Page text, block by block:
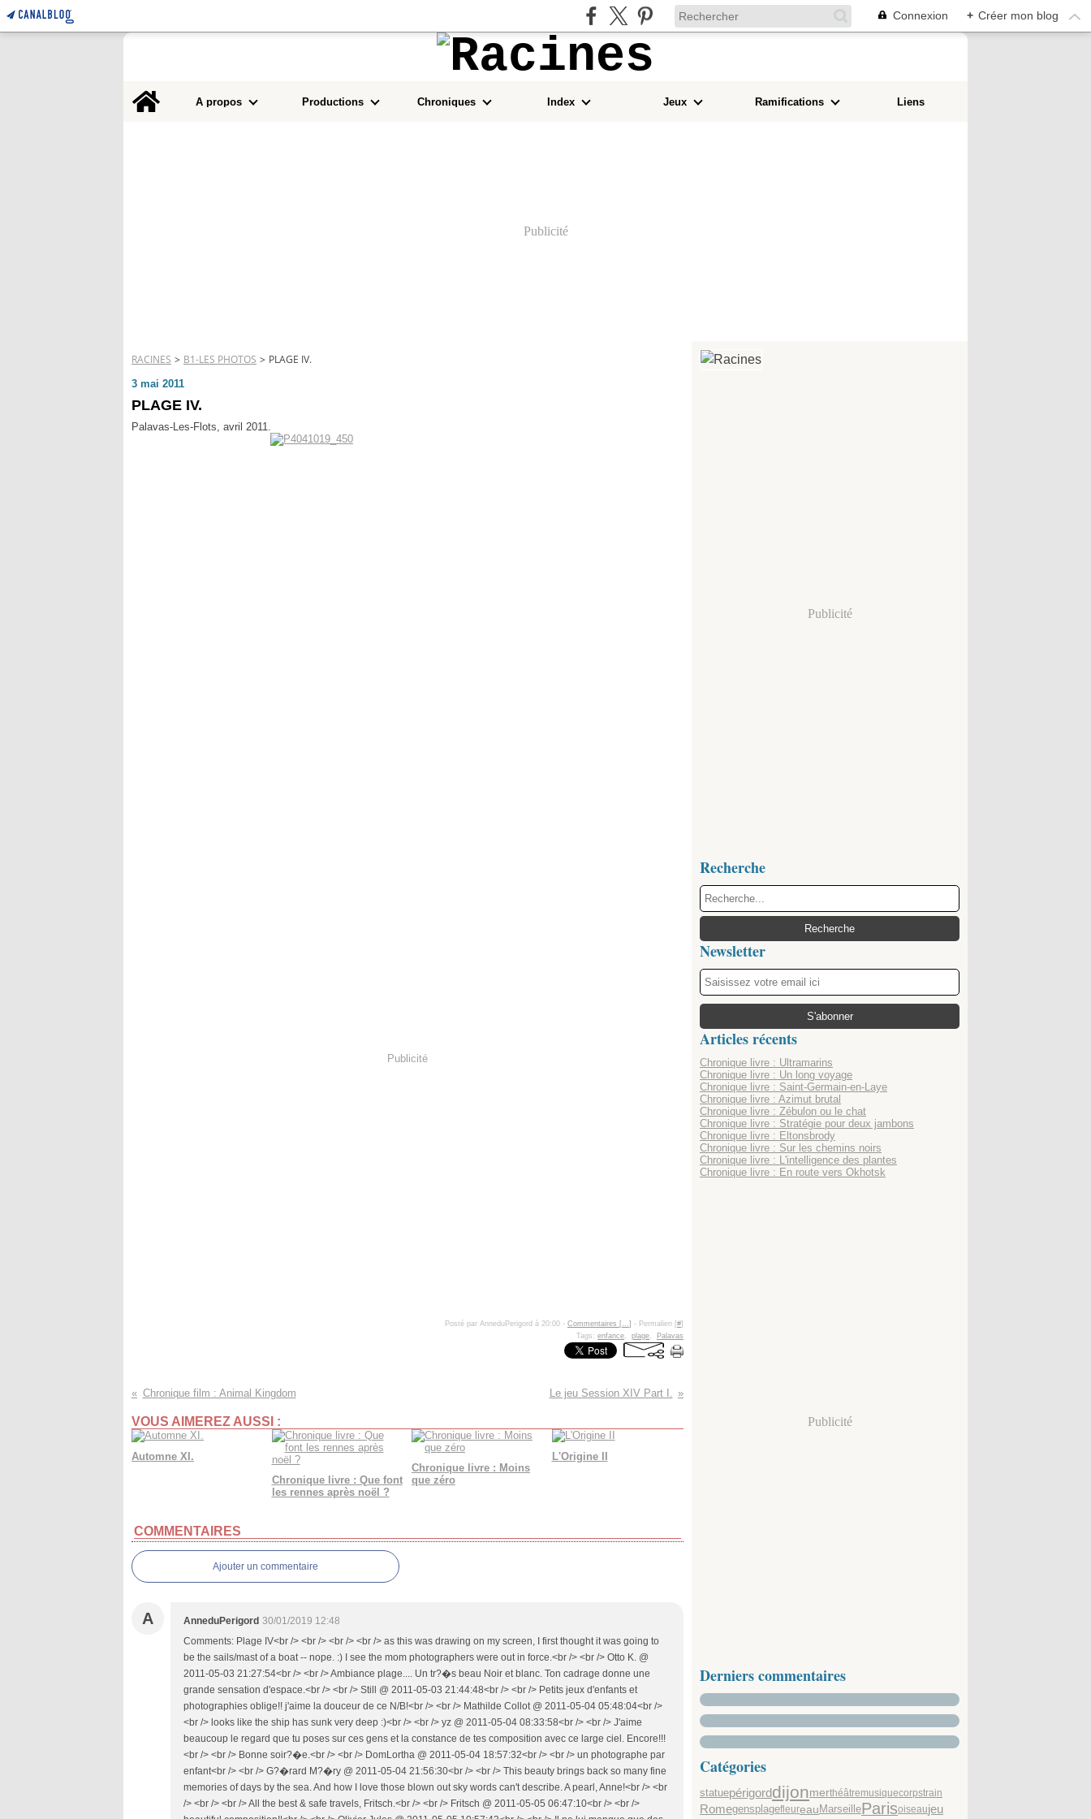
Connexion + Créer mon blog
A propos
Productions Chroniques Index Jeux Ramifications Liens
Publicité
RACINES > B1-LES PHOTOS > PLAGE IV.
3 mai 2011
PLAGE IV.
Palavas-Les-Flots, avril 2011.
Publicité
Posté par AnneduPerigord à 20:00 - Commentaires […] - Permalien [ #]
Tags: enfance, plage, Palavas
Chronique film : Animal Kingdom Le jeu Session XIV Part I.
VOUS AIMEREZ AUSSI :
Automne XI.
Chronique livre : Que font
les rennes après noël ?
Chronique livre : Moins
que zéro
L'Origine II
COMMENTAIRES
Ajouter un commentaire
A AnneduPerigord 30/01/2019 12:48
Comments: Plage IV<br /> <br /> <br /> <br /> as this was drawing on my screen, I first thought it was going to
be the sails/mast of a boat -- nope. :) I see the mom photographers were out in force.<br /> <br /> Otto K. @
2011-05-03 21:27:54<br /> <br /> Ambiance plage.... Un tr?�s beau Noir et blanc. Ton cadrage donne une
grande sensation d'espace.<br /> <br /> Still @ 2011-05-03 21:44:48<br /> <br /> Petits jeux d'enfants et
photographies oblige!! j'aime la douceur de ce N/B!<br /> <br /> Mathilde Collot @ 2011-05-04 05:48:04<br />
<br /> looks like the ship has sunk very deep :)<br /> <br /> yz @ 2011-05-04 08:33:58<br /> <br /> J'aime
beaucoup le regard que tu poses sur ces gens et la constance de tes composition avec ce large ciel. Encore!!!
<br /> <br /> Bonne soir?�e.<br /> <br /> DomLortha @ 2011-05-04 18:57:32<br /> <br /> un photographe par
enfant<br /> <br /> G?�rard M?�ry @ 2011-05-04 21:56:30<br /> <br /> This beauty brings back so many fine
memories of days by the sea. And how I love those blown out sky words can't describe. A pearl, Anne!<br /> <br
/> <br /> <br /> All the best & safe travels, Fritsch.<br /> <br /> Fritsch @ 2011-05-05 06:47:10<br /> <br />
Publicité
Recherche
Newsletter
Articles récents
Chronique livre : Ultramarins
Chronique livre : Un long voyage
Chronique livre : Saint-Germain-en-Laye
Chronique livre : Azimut brutal
Chronique livre : Zébulon ou le chat
Chronique livre : Stratégie pour deux jambons
Chronique livre : Eltonsbrody
Chronique livre : Sur les chemins noirs
Chronique livre : L'intelligence des plantes
Chronique livre : En route vers Okhotsk
Publicité
Derniers commentaires
Catégories
statuepérigorddijonmerthéâtremusiquecorpstrain
Romegensplagefleureau MarseilleParisoiseaujeu